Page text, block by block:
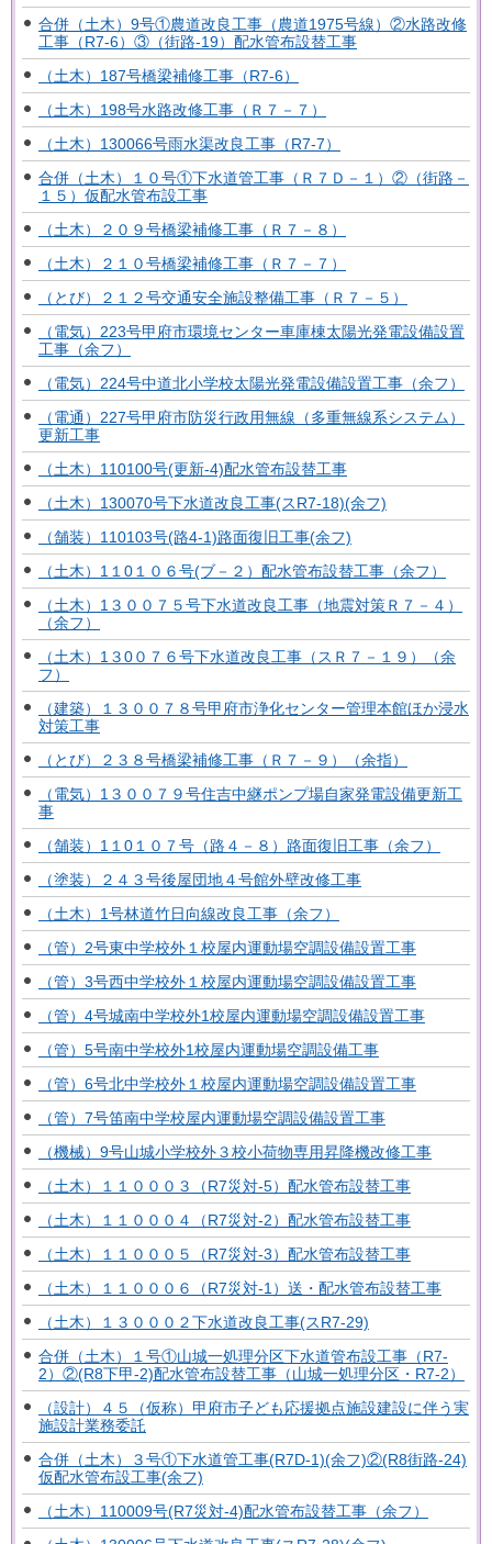
合併（土木）9号①農道改良工事（農道1975号線）②水路改修
工事（R7-6）③（街路-19）配水管布設替工事
（土木）187号橋梁補修工事（R7-6）
（土木）198号水路改修工事（Ｒ７－７）
（土木）130066号雨水渠改良工事（R7-7）
合併（土木）１０号①下水道管工事（Ｒ７Ｄ－１）②（街路－
１５）仮配水管布設工事
（土木）２０９号橋梁補修工事（Ｒ７－８）
（土木）２１０号橋梁補修工事（Ｒ７－７）
（とび）２１２号交通安全施設整備工事（Ｒ７－５）
（電気）223号甲府市環境センター車庫棟太陽光発電設備設置
工事（余フ）
（電気）224号中道北小学校太陽光発電設備設置工事（余フ）
（電通）227号甲府市防災行政用無線（多重無線系システム）
更新工事
（土木）110100号(更新-4)配水管布設替工事
（土木）130070号下水道改良工事(スR7-18)(余フ)
（舗装）110103号(路4-1)路面復旧工事(余フ)
（土木）1１0１０６号(ブ－２）配水管布設替工事（余フ）
（土木）1３００７５号下水道改良工事（地震対策Ｒ７－４）
（余フ）
（土木）1３0０７６号下水道改良工事（スＲ７－１９）（余
フ）
（建築）１３００７８号甲府市浄化センター管理本館ほか浸水
対策工事
（とび）２３８号橋梁補修工事（Ｒ７－９）（余指）
（電気）1３００７９号住吉中継ポンプ場自家発電設備更新工
事
（舗装）1１0１０７号（路４－８）路面復旧工事（余フ）
（塗装）２４３号後屋団地４号館外壁改修工事
（土木）1号林道竹日向線改良工事（余フ）
（管）2号東中学校外１校屋内運動場空調設備設置工事
（管）3号西中学校外１校屋内運動場空調設備設置工事
（管）4号城南中学校外1校屋内運動場空調設備設置工事
（管）5号南中学校外1校屋内運動場空調設備工事
（管）6号北中学校外１校屋内運動場空調設備設置工事
（管）7号笛南中学校屋内運動場空調設備設置工事
（機械）9号山城小学校外３校小荷物専用昇降機改修工事
（土木）１１０００３（R7災対-5）配水管布設替工事
（土木）１１０００４（R7災対-2）配水管布設替工事
（土木）１１０００５（R7災対-3）配水管布設替工事
（土木）１１０００６（R7災対-1）送・配水管布設替工事
（土木）１３０００２下水道改良工事(スR7-29)
合併（土木）１号①山城一処理分区下水道管布設工事（R7-
2）②(R8下甲-2)配水管布設替工事（山城一処理分区・R7-2）
（設計）４５（仮称）甲府市子ども応援拠点施設建設に伴う実
施設計業務委託
合併（土木）３号①下水道管工事(R7D-1)(余フ)②(R8街路-24)
仮配水管布設工事(余フ)
（土木）110009号(R7災対-4)配水管布設替工事（余フ）